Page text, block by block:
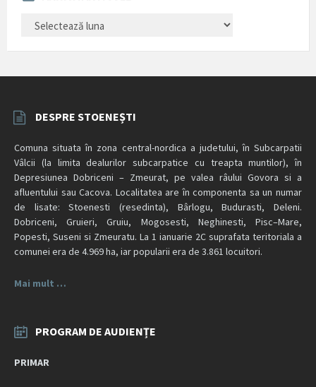
ARTICOLE
DESPRE STOENEȘTI
Comuna situata în zona central-nordica a judetului, în Subcarpatii
Vâlcii (la limita dealurilor subcarpatice cu treapta muntilor), în
Depresiunea Dobriceni – Zmeurat, pe valea râului Govora si a
afluentului sau Cacova. Localitatea are în componenta sa un numar
de lisate: Stoenesti (resedinta), Bârlogu, Budurasti, Deleni.
Dobriceni, Gruieri, Gruiu, Mogosesti, Neghinesti, Pisc–Mare,
Popesti, Suseni si Zmeuratu. La 1 ianuarie 2C suprafata teritoriala a
comunei era de 4.969 ha, iar popularii era de 3.861 locuitori.
Mai mult …
PROGRAM DE AUDIENȚE
PRIMAR